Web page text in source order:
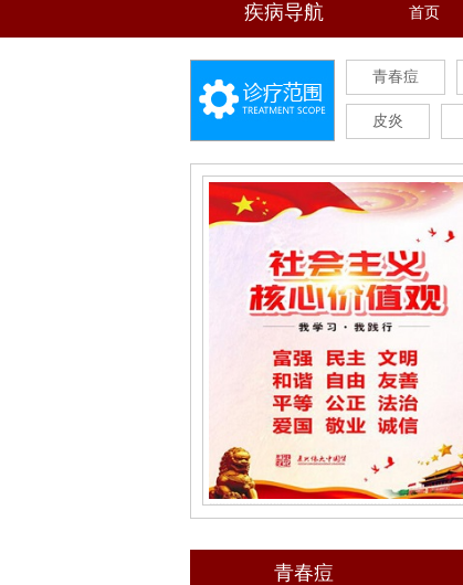
疾病导航 首页
青春痘
皮炎
青春痘